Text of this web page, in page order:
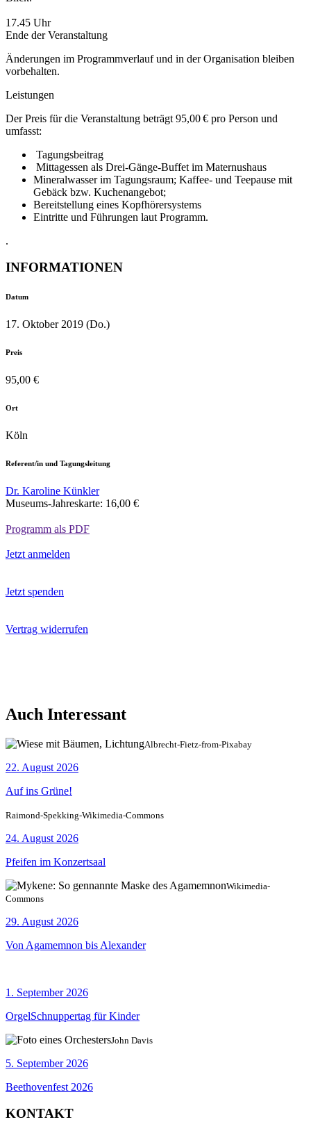
17.45 Uhr
Ende der Veranstaltung
Änderungen im Programmverlauf und in der Organisation bleiben
vorbehalten.
Leistungen
Der Preis für die Veranstaltung beträgt 95,00 € pro Person und
umfasst:
Tagungsbeitrag
Mittagessen als Drei-Gänge-Buffet im Maternushaus
Mineralwasser im Tagungsraum; Kaffee- und Teepause mit
Gebäck bzw. Kuchenangebot;
Bereitstellung eines Kopfhörersystems
Eintritte und Führungen laut Programm.
.
INFORMATIONEN
Datum
17. Oktober 2019 (Do.)
Preis
95,00 €
Ort
Köln
Referent/in und Tagungsleitung
Dr. Karoline Künkler
Museums-Jahreskarte: 16,00 €
Programm als PDF
Jetzt anmelden
Jetzt spenden
Vertrag widerrufen
Auch Interessant
Albrecht-Fietz-from-Pixabay
22. August 2026
Auf ins Grüne!
Raimond-Spekking-Wikimedia-Commons
24. August 2026
Pfeifen im Konzertsaal
Wikimedia-
Commons
29. August 2026
Von Agamemnon bis Alexander
1. September 2026
OrgelSchnuppertag für Kinder
John Davis
5. September 2026
Beethovenfest 2026
KONTAKT